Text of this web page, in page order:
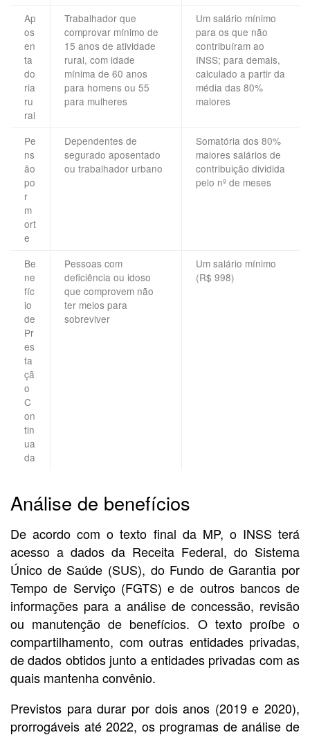
Ap
os
en
ta
do
ria
ru
ral
Trabalhador que
comprovar mínimo de
15 anos de atividade
rural, com idade
mínima de 60 anos
para homens ou 55
para mulheres
Um salário mínimo
para os que não
contribuíram ao
INSS; para demais,
calculado a partir da
média das 80%
maiores
Pe
ns
ão
po
r
m
ort
e
Dependentes de
segurado aposentado
ou trabalhador urbano
Somatória dos 80%
maiores salários de
contribuição dividida
pelo nº de meses
Be
ne
fíc
io
de
Pr
es
ta
çã
o
C
on
tin
ua
da
Pessoas com
deficiência ou idoso
que comprovem não
ter meios para
sobreviver
Um salário mínimo
(R$ 998)
Análise de benefícios
De acordo com o texto final da MP, o INSS terá
acesso a dados da Receita Federal, do Sistema
Único de Saúde (SUS), do Fundo de Garantia por
Tempo de Serviço (FGTS) e de outros bancos de
informações para a análise de concessão, revisão
ou manutenção de benefícios. O texto proíbe o
compartilhamento, com outras entidades privadas,
de dados obtidos junto a entidades privadas com as
quais mantenha convênio.
Previstos para durar por dois anos (2019 e 2020),
prorrogáveis até 2022, os programas de análise de